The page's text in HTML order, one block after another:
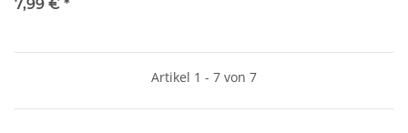
7,99 € *
Artikel 1 - 7 von 7